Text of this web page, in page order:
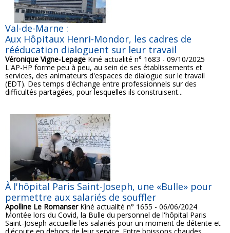
Val-de-Marne :
Aux Hôpitaux Henri-Mondor, les cadres de
rééducation dialoguent sur leur travail
Véronique Vigne-Lepage Kiné actualité n° 1683 - 09/10/2025
L'AP-HP forme peu à peu, au sein de ses établissements et
services, des animateurs d'espaces de dialogue sur le travail
(EDT). Des temps d'échange entre professionnels sur des
difficultés partagées, pour lesquelles ils construisent...
À l'hôpital Paris Saint-Joseph, une «Bulle» pour
permettre aux salariés de souffler
Apolline Le RomanserKiné actualité n° 1655 - 06/06/2024
Montée lors du Covid, la Bulle du personnel de l'hôpital Paris
Saint-Joseph accueille les salariés pour un moment de détente et